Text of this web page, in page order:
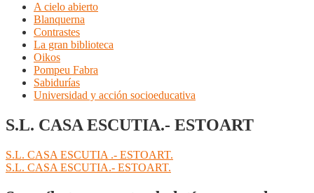
A cielo abierto
Blanquerna
Contrastes
La gran biblioteca
Oikos
Pompeu Fabra
Sabidurías
Universidad y acción socioeducativa
S.L. CASA ESCUTIA.- ESTOART
Navegación
de
Anterior:
S.L. CASA ESCUTIA .- ESTOART.
Siguiente:
S.L. CASA ESCUTIA.- ESTOART.